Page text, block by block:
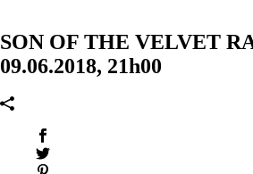
SON OF THE VELVET
09.06.2018, 21h00